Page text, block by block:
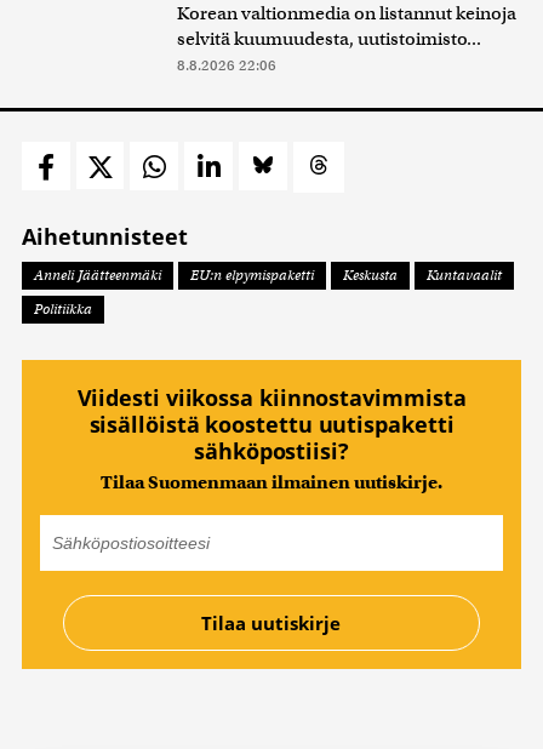
Korean valtionmedia on listannut keinoja
selvitä kuumuudesta, uutistoimisto...
8.8.2026 22:06
Aihetunnisteet
Anneli Jäätteenmäki EU:n elpymispaketti Keskusta
Kuntavaalit
Politiikka
Viidesti viikossa kiinnostavimmista
sisällöistä koostettu uutispaketti
sähköpostiisi?
Tilaa Suomenmaan ilmainen uutiskirje.